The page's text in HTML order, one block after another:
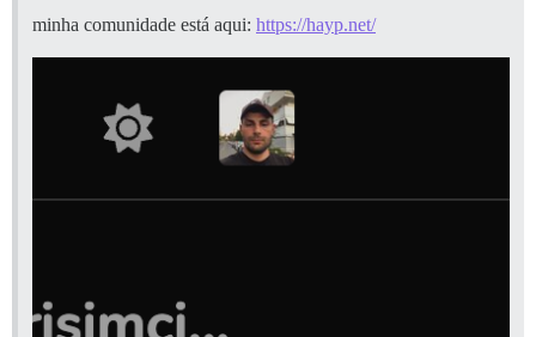
minha comunidade está aqui: https://hayp.net/